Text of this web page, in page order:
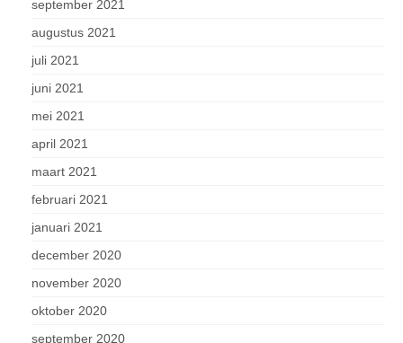
september 2021
augustus 2021
juli 2021
juni 2021
mei 2021
april 2021
maart 2021
februari 2021
januari 2021
december 2020
november 2020
oktober 2020
september 2020